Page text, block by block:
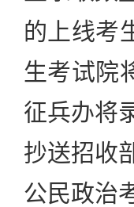
的上线考
生考试院
征兵办将
抄送招收
公民政治